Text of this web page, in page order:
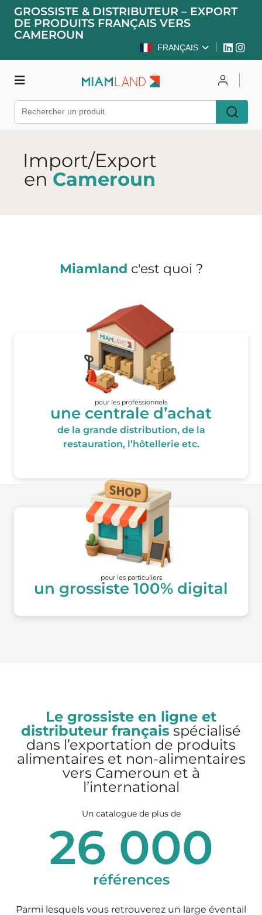
GROSSISTE & DISTRIBUTEUR – EXPORT
DE PRODUITS FRANÇAIS VERS
CAMEROUN
FRANÇAIS
Import/Export
enCameroun
Miamland c'est quoi ?
pour les professionnels
une centrale d’achat
de la grande distribution, de la
restauration, l’hôtellerie etc.
pour les particuliers
un grossiste 100% digital
Le grossiste en ligne et
distributeur français spécialisé
dans l’exportation de produits
alimentaires et non-alimentaires
vers Cameroun et à
l’international
Un catalogue de plus de
26 000
références
Parmi lesquels vous retrouverez un large éventail